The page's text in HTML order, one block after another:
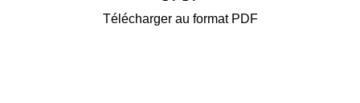
Télécharger au format PDF